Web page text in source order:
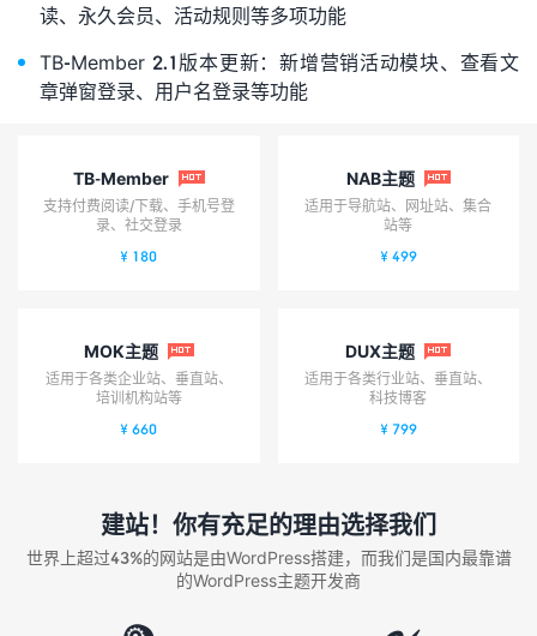
读、永久会员、活动规则等多项功能
TB-Member 2.1版本更新：新增营销活动模块、查看文
章弹窗登录、用户名登录等功能
TB-Member 
支持付费阅读/下载、手机号登
录、社交登录
¥ 180
NAB主题 
适用于导航站、网址站、集合
站等
¥ 499
MOK主题 
适用于各类企业站、垂直站、
培训机构站等
¥ 660
DUX主题 
适用于各类行业站、垂直站、
科技博客
¥ 799
建站！你有充足的理由选择我们
世界上超过43%的网站是由WordPress搭建，而我们是国内最靠谱
的WordPress主题开发商